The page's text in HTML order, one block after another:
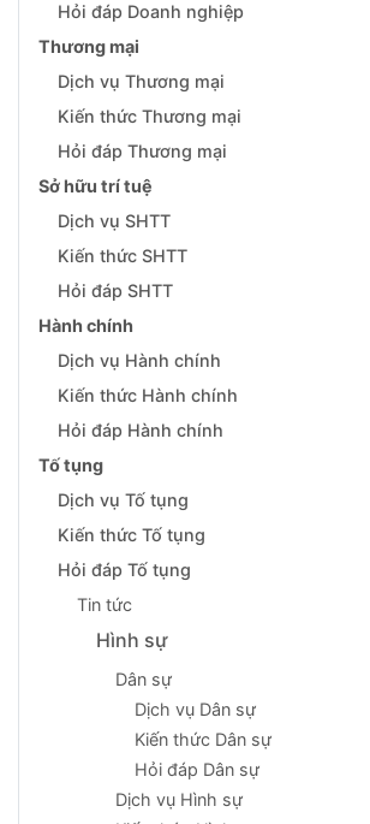
Hỏi đáp Doanh nghiệp
Thương mại
Dịch vụ Thương mại
Kiến thức Thương mại
Hỏi đáp Thương mại
Sở hữu trí tuệ
Dịch vụ SHTT
Kiến thức SHTT
Hỏi đáp SHTT
Hành chính
Dịch vụ Hành chính
Kiến thức Hành chính
Hỏi đáp Hành chính
Tố tụng
Dịch vụ Tố tụng
Kiến thức Tố tụng
Hỏi đáp Tố tụng
Tin tức
Hình sự
Dân sự
Dịch vụ Dân sự
Kiến thức Dân sự
Hỏi đáp Dân sự
Dịch vụ Hình sự